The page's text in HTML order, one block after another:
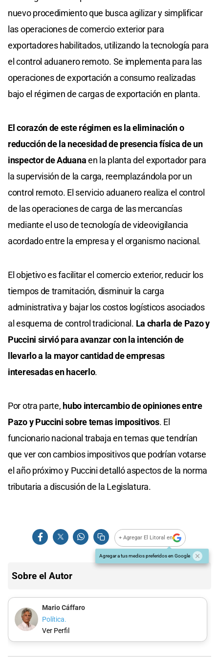
nuevo procedimiento que busca agilizar y simplificar
las operaciones de comercio exterior para
exportadores habilitados, utilizando la tecnología para
el control aduanero remoto. Se implementa para las
operaciones de exportación a consumo realizadas
bajo el régimen de cargas de exportación en planta.
El corazón de este régimen es la eliminación o
reducción de la necesidad de presencia física de un
inspector de Aduanaen la planta del exportador para
la supervisión de la carga, reemplazándola por un
control remoto. El servicio aduanero realiza el control
de las operaciones de carga de las mercancías
mediante el uso de tecnología de videovigilancia
acordado entre la empresa y el organismo nacional.
El objetivo es facilitar el comercio exterior, reducir los
tiempos de tramitación, disminuir la carga
administrativa y bajar los costos logísticos asociados
al esquema de control tradicional. La charla de Pazo y
Puccini sirvió para avanzar con la intención de
llevarlo a la mayor cantidad de empresas
interesadas en hacerlo.
Por otra parte, hubo intercambio de opiniones entre
Pazo y Puccini sobre temas impositivos. El
funcionario nacional trabaja en temas que tendrían
que ver con cambios impositivos que podrían votarse
el año próximo y Puccini detalló aspectos de la norma
tributaria a discusión de la Legislatura.
+ Agregar El Litoral en
Agregar a tus medios preferidos en Google
Sobre el Autor
Mario Cáffaro
Política.
Ver Perfil